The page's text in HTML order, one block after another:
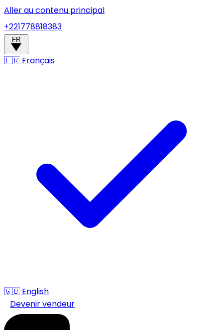
Aller au contenu principal
+221778818383
FR
🇫🇷 Français
🇬🇧 English
Devenir vendeur